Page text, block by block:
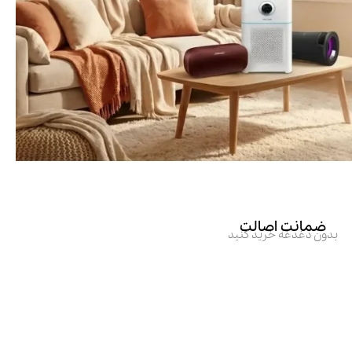
ضمانت اصالت
بدون دغدغه خرید کنید